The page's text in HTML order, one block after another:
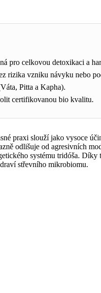
pro celkovou detoxikaci a
rizika vzniku návyku nebo
Pitta a Kapha).
certifikovanou bio kvalitu.
praxi slouží jako vysoce
odlišuje od agresivních
systému tridóša.
střevního mikrobiomu.